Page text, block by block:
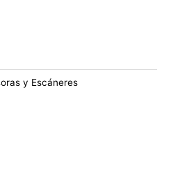
y Escáneres